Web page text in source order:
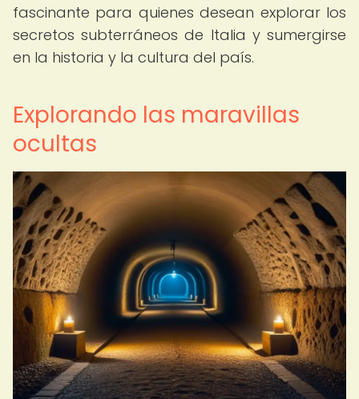
fascinante para quienes desean explorar los
secretos subterráneos de Italia y sumergirse
en la historia y la cultura del país.
Explorando las maravillas
ocultas